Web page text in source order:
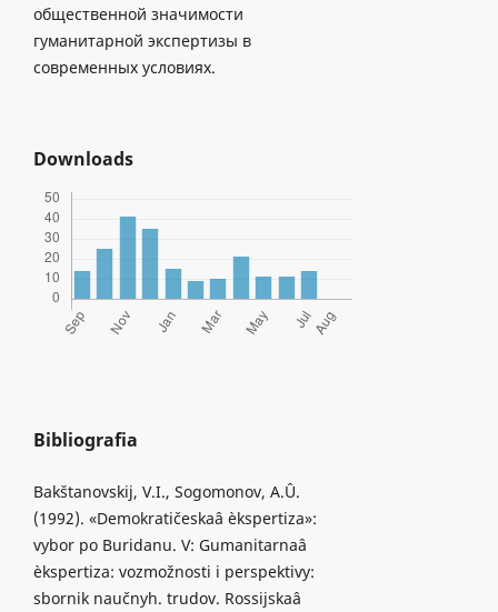
общественной значимости
гуманитарной экспертизы в
современных условиях.
Downloads
Bibliografia
Bakštanovskij, V.I., Sogomonov, A.Û.
(1992). «Demokratičeskaâ èkspertiza»:
vybor po Buridanu. V: Gumanitarnaâ
èkspertiza: vozmožnosti i perspektivy:
sbornik naučnyh. trudov. Rossijskaâ